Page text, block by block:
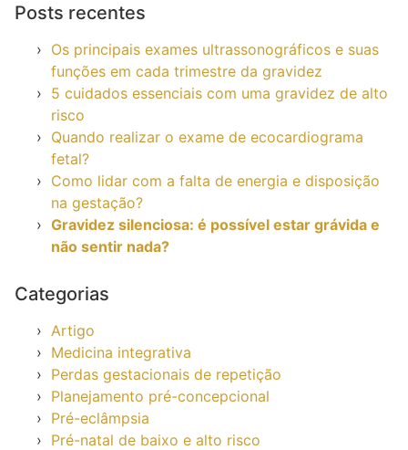
Posts recentes
Os principais exames ultrassonográficos e suas
funções em cada trimestre da gravidez
5 cuidados essenciais com uma gravidez de alto
risco
Quando realizar o exame de ecocardiograma
fetal?
Como lidar com a falta de energia e disposição
na gestação?
Gravidez silenciosa: é possível estar grávida e
não sentir nada?
Categorias
Artigo
Medicina integrativa
Perdas gestacionais de repetição
Planejamento pré-concepcional
Pré-eclâmpsia
Pré-natal de baixo e alto risco